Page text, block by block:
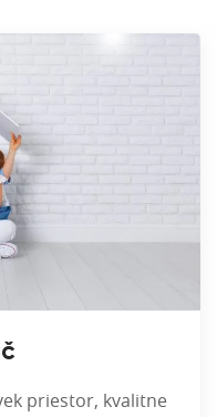
priestor, kvalitne